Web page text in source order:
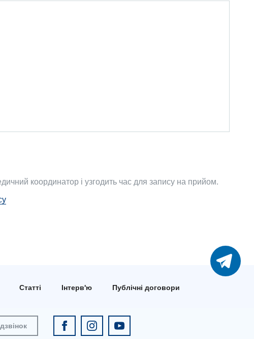
координатор і узгодить час для запису на прийом.
Статті Інтерв'ю Публічні договори